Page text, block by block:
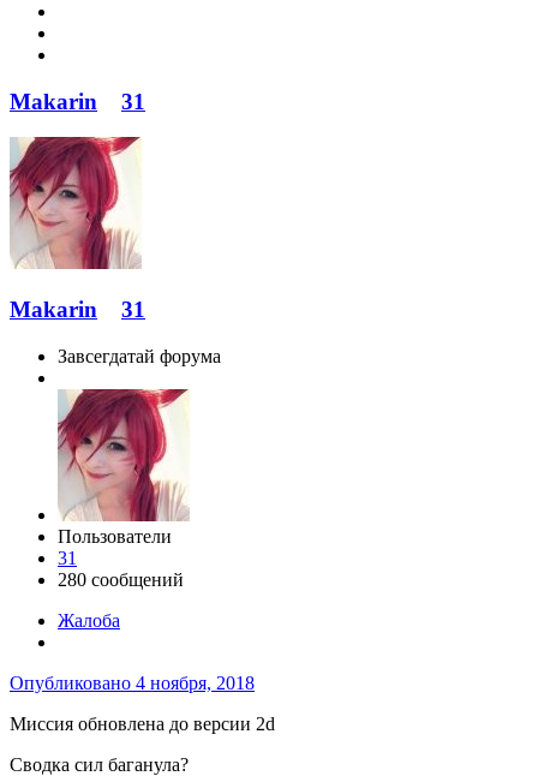
Makarin 31
Makarin 31
Завсегдатай форума
Пользователи
31
280 сообщений
Жалоба
Опубликовано 4 ноября, 2018
Миссия обновлена до версии 2d
Сводка сил баганула?